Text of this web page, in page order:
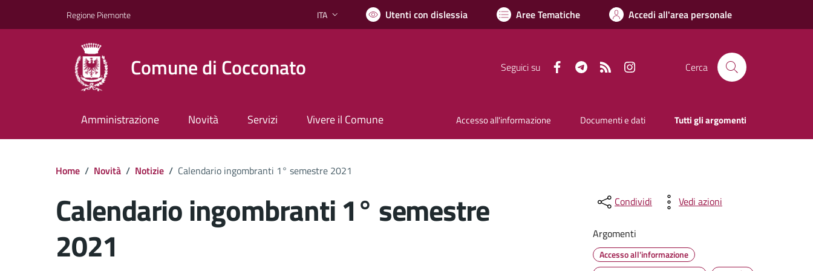
Regione Piemonte Lingua attiva:
ITA Utenti con dislessia Aree Tematiche Accedi all'area personale
Comune di Cocconato Seguici su FacebookTelegramRSS Cerca
Amministrazione Novità Servizi Vivere il Comune Accesso all'informazione Documenti e dati Tutti gli argomenti
Home / Novità / Notizie / Calendario ingombranti 1° semestre 2021
Calendario ingombranti 1° semestre
2021
Condividi Vedi azioni
Argomenti
Accesso all'informazione